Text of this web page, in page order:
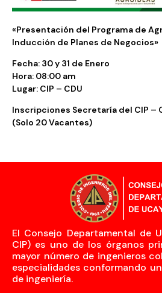
«Presentación del Programa de
Inducción de Planes de Negocios»
Fecha: 30 y 31 de Enero
Hora: 08:00 am
Lugar: CIP – CDU
Inscripciones Secretaría del CIP –
(Solo 20 Vacantes)
El Consejo Departamental de
CIP) es uno de los órganos
mayor número de ingenieros
especialidades conformando
de ingeniería.